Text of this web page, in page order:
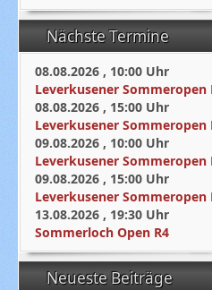
Nächste Termine
08.08.2026 , 10:00 Uhr
Leverkusener Sommeropen
08.08.2026 , 15:00 Uhr
Leverkusener Sommeropen
09.08.2026 , 10:00 Uhr
Leverkusener Sommeropen
09.08.2026 , 15:00 Uhr
Leverkusener Sommeropen
13.08.2026 , 19:30 Uhr
Sommerloch Open R4
Neueste Beiträge